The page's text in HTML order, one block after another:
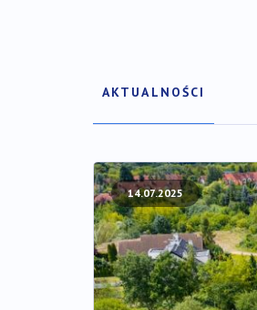
AKTUALNOŚCI
z
listy14.07.2025